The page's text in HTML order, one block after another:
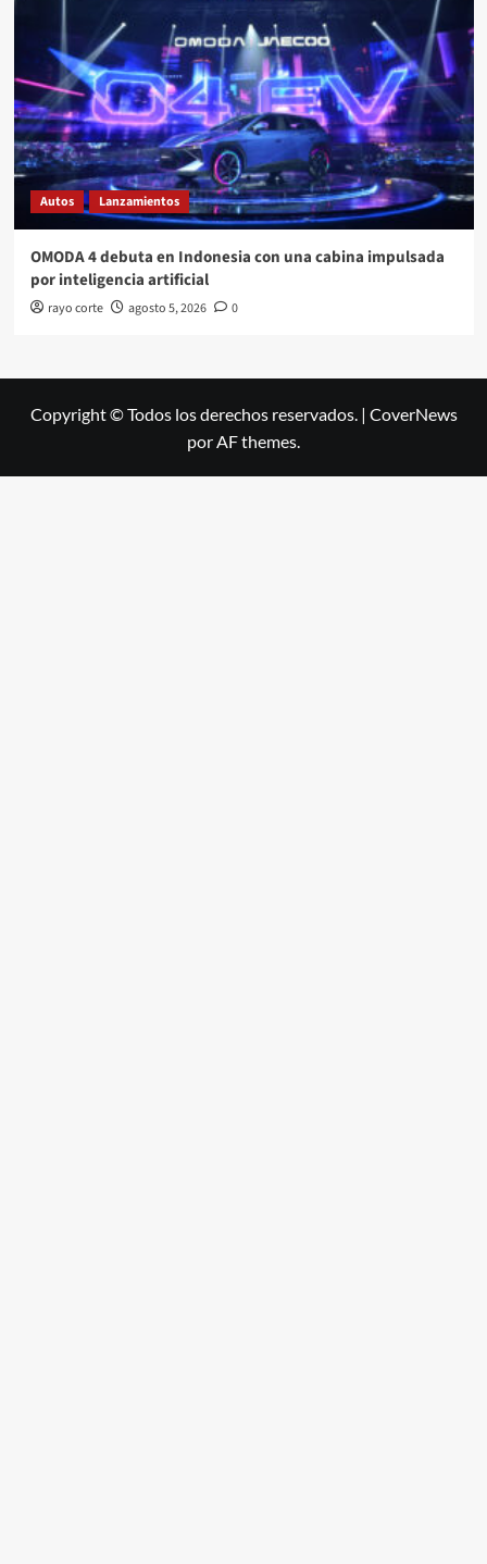
Autos Lanzamientos
OMODA 4 debuta en Indonesia con una cabina impulsada
por inteligencia artificial
rayo corte agosto 5, 2026 0
Copyright © Todos los derechos reservados. | CoverNews
por AF themes.